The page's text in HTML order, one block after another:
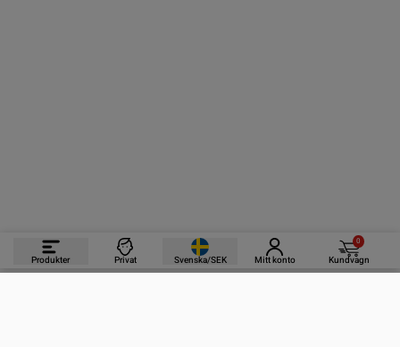
Produkter Privat Svenska/SEK Mitt konto
0
Kundvagn